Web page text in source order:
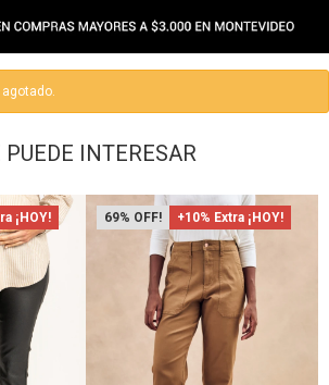
PUEDE INTERESAR
¡HOY! 69 +10% Extra ¡HOY!